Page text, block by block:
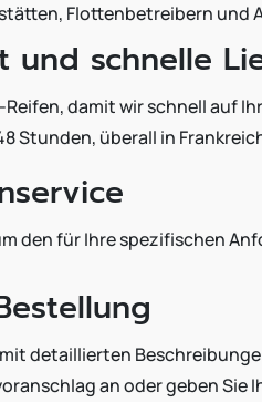
Flottenbetreibern und
und schnelle
-Reifen, damit wir schnell auf
Stunden, überall in
den für Ihre spezifischen
detaillierten
an oder geben Sie